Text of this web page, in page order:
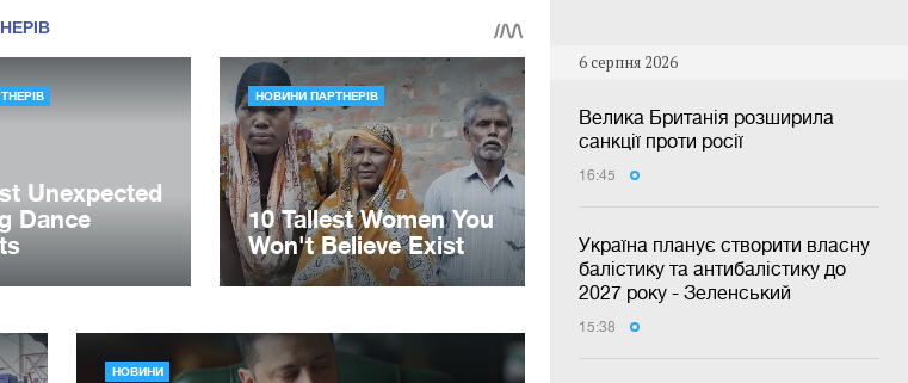
6 серпня 2026
Велика Британія розширила
санкції проти росії
16:45
Україна планує створити власну
балістику та антибалістику до
2027 року - Зеленський
15:38
НОВИНИ